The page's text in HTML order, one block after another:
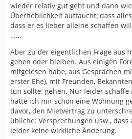
wieder relativ gut geht und dann
Überheblichkeit auftaucht, dass
dass er es lieber alleine schaffen
……
Aber zu der eigentlichen Frage aus
gehen oder bleiben. Aus einigen
mitgelesen habe, aus Gesprächen
erster Ehe), mit Freunden,
tun sollte: gehen. Nur leider schaffe
hatte ich mir schon eine Wohnung
davor, den Mietvertrag zu
übliche: Versprechungen usw.,
leider keine wirkliche Änderung.